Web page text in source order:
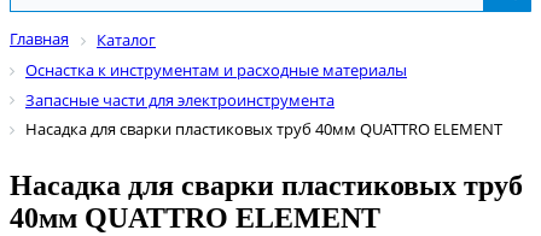
Главная
Каталог
Оснастка к инструментам и расходные материалы
Запасные части для электроинструмента
Насадка для сварки пластиковых труб 40мм QUATTRO ELEMENT
Насадка для сварки пластиковых труб
40мм QUATTRO ELEMENT